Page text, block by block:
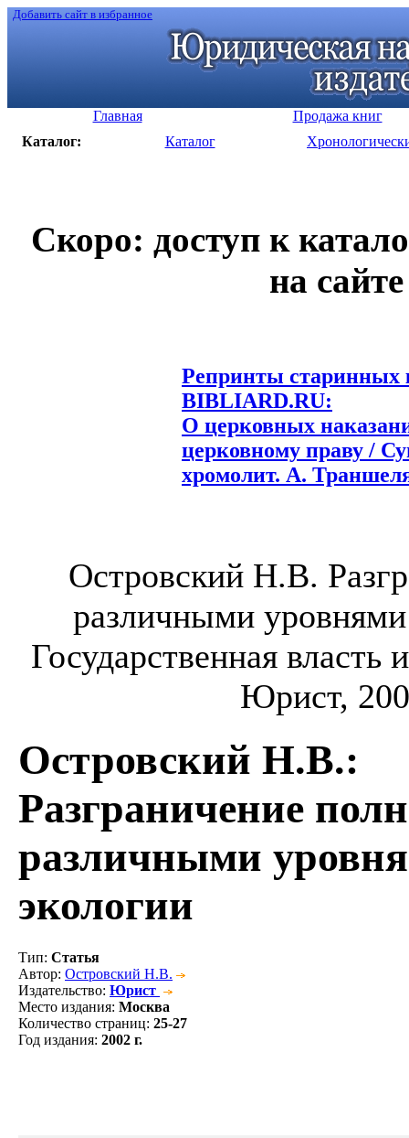
Добавить сайт в избранное
Главная
Продажа книг
Каталог:
Каталог
Скоро: доступ к
на
Репринты старинных
BIBLIARD.RU:
О церковных
церковному праву /
хромолит. А.
Островский Н.В.
различными уровнями
Государственная
Юрист,
Островский Н.В.:
Разграничение
различными
экологии
Тип: Статья
Автор: Островский Н.В.
Издательство: Юрист
Место издания: Москва
Количество страниц: 25-27
Год издания: 2002 г.